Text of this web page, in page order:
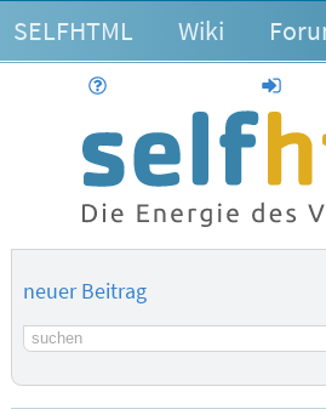
SELFHTML Wiki
neuer Beitrag
Suchbegriff